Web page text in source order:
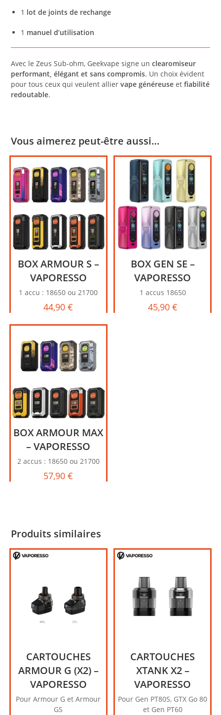
1 lot de joints de rechange
1 manuel d’utilisation
Avec le Zeus Sub-ohm, Geekvape signe unclearomiseur
performant, élégant et sans compromis. Un choix évident
pour tous ceux qui veulent alliervape généreuse etfiabilité
redoutable.
Vous aimerez peut-être aussi…
BOX ARMOUR S –
VAPORESSO
1 accu : 18650 ou 21700
44,90€
BOX GEN SE –
VAPORESSO
1 accus 18650
45,90 €
BOX ARMOUR MAX
– VAPORESSO
2 accus : 18650 ou 21700
57,90€
Produits similaires
CARTOUCHES
ARMOUR G (X2) –
VAPORESSO
Pour Armour G et Armour
GS
CARTOUCHES
XTANK X2 –
VAPORESSO
Pour Gen PT80S, GTX Go 80
et Gen PT60